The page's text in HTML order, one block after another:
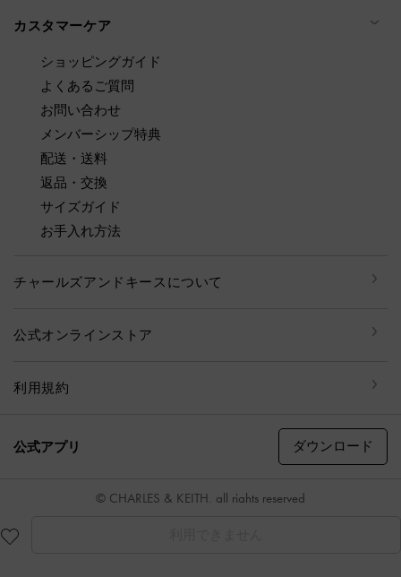
カスタマーケア
ショッピングガイド
よくあるご質問
お問い合わせ
メンバーシップ特典
配送・送料
返品・交換
サイズガイド
お手入れ方法
チャールズアンドキースについて
公式オンラインストア
利用規約
公式アプリ ダウンロード
© CHARLES & KEITH, all rights reserved